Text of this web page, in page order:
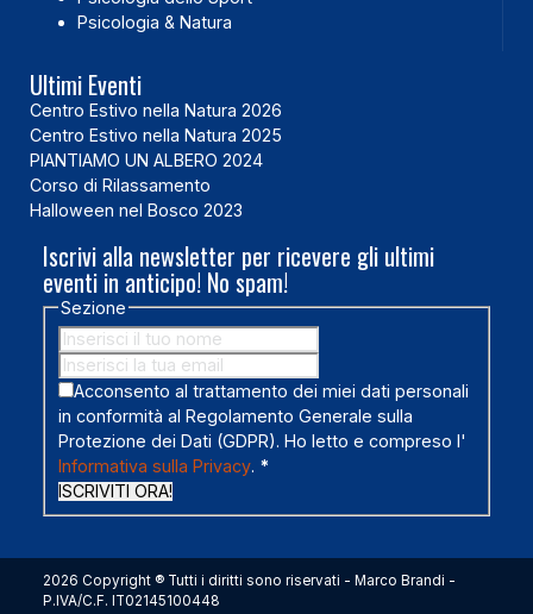
Psicologia & Natura
Ultimi Eventi
Centro Estivo nella Natura 2026
Centro Estivo nella Natura 2025
PIANTIAMO UN ALBERO 2024
Corso di Rilassamento
Halloween nel Bosco 2023
Iscrivi alla newsletter per ricevere gli ultimi
eventi in anticipo! No spam!
Sezione
Acconsento al trattamento dei miei dati personali
in conformità al Regolamento Generale sulla
Protezione dei Dati (GDPR). Ho letto e compreso l'
Informativa sulla Privacy. *
ISCRIVITI ORA!
2026 Copyright ® Tutti i diritti sono riservati - Marco Brandi -
P.IVA/C.F. IT02145100448